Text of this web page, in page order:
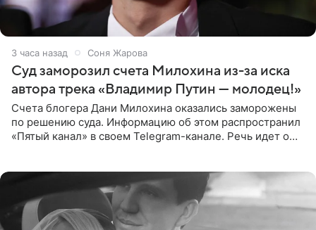
3 часа назад Соня Жарова
Суд заморозил счета Милохина из-за иска
автора трека «Владимир Путин — молодец!»
Счета блогера Дани Милохина оказались заморожены
по решению суда. Информацию об этом распространил
«Пятый канал» в своем Telegram-канале. Речь идет о